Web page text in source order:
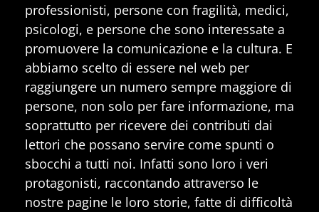
professionisti, persone con fragilità, medici,
psicologi, e persone che sono interessate a
promuovere la comunicazione e la cultura. E
abbiamo scelto di essere nel web per
raggiungere un numero sempre maggiore di
persone, non solo per fare informazione, ma
soprattutto per ricevere dei contributi dai
lettori che possano servire come spunti o
sbocchi a tutti noi. Infatti sono loro i veri
protagonisti, raccontando attraverso le
nostre pagine le loro storie, fatte di difficoltà